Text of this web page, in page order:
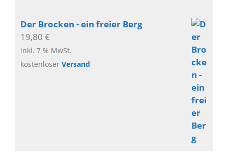
Der Brocken - ein freier Berg
19,80 €
inkl. 7 % MwSt.
kostenloser Versand